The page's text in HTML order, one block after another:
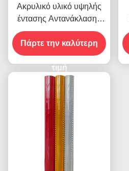
Ακρυλικό υλικό υψηλής
έντασης Αντανάκλασης
9300 για αυτοκόλλητα
οχημάτων
Πάρτε την καλύτερη
τιμή